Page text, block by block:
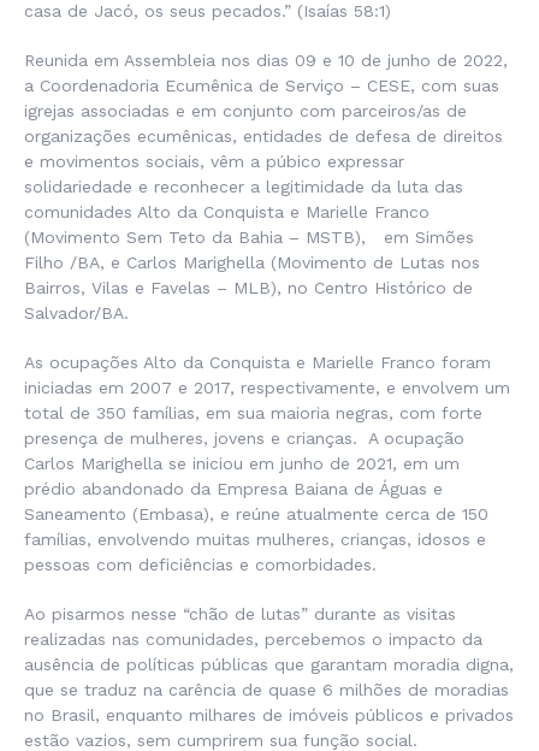
casa de Jacó, os seus pecados.” (Isaías 58:1)
Reunida em Assembleia nos dias 09 e 10 de junho de 2022,
a Coordenadoria Ecumênica de Serviço – CESE, com suas
igrejas associadas e em conjunto com parceiros/as de
organizações ecumênicas, entidades de defesa de direitos
e movimentos sociais, vêm a púbico expressar
solidariedade e reconhecer a legitimidade da luta das
comunidades Alto da Conquista e Marielle Franco
(Movimento Sem Teto da Bahia – MSTB), em Simões
Filho /BA, e Carlos Marighella (Movimento de Lutas nos
Bairros, Vilas e Favelas – MLB), no Centro Histórico de
Salvador/BA.
As ocupações Alto da Conquista e Marielle Franco foram
iniciadas em 2007 e 2017, respectivamente, e envolvem um
total de 350 famílias, em sua maioria negras, com forte
presença de mulheres, jovens e crianças. A ocupação
Carlos Marighella se iniciou em junho de 2021, em um
prédio abandonado da Empresa Baiana de Águas e
Saneamento (Embasa), e reúne atualmente cerca de 150
famílias, envolvendo muitas mulheres, crianças, idosos e
pessoas com deficiências e comorbidades.
Ao pisarmos nesse “chão de lutas” durante as visitas
realizadas nas comunidades, percebemos o impacto da
ausência de políticas públicas que garantam moradia digna,
que se traduz na carência de quase 6 milhões de moradias
no Brasil, enquanto milhares de imóveis públicos e privados
estão vazios, sem cumprirem sua função social.